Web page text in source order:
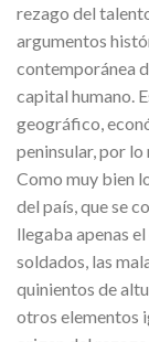
rezago del
argumentos
contemporánea
capital humano.
geográfico,
peninsular, por lo
Como muy bien
del país, que se
llegaba apenas
soldados, las
quinientos de
otros elementos